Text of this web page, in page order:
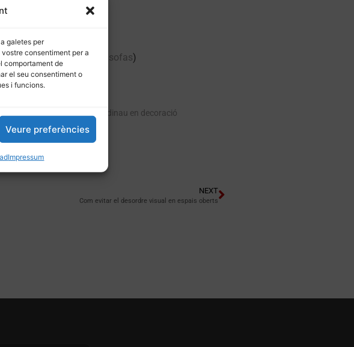
galetes per
consentiment per a
comportament de
el seu consentiment o
i funcions.
Veure preferències
Impressum
moblesjoanimari.com/sofas)
Els avantatges de l’estil escandinau en decoració
enero 22, 2025
En «Decoració»
NEXT
Com evitar el desordre visual en espais oberts